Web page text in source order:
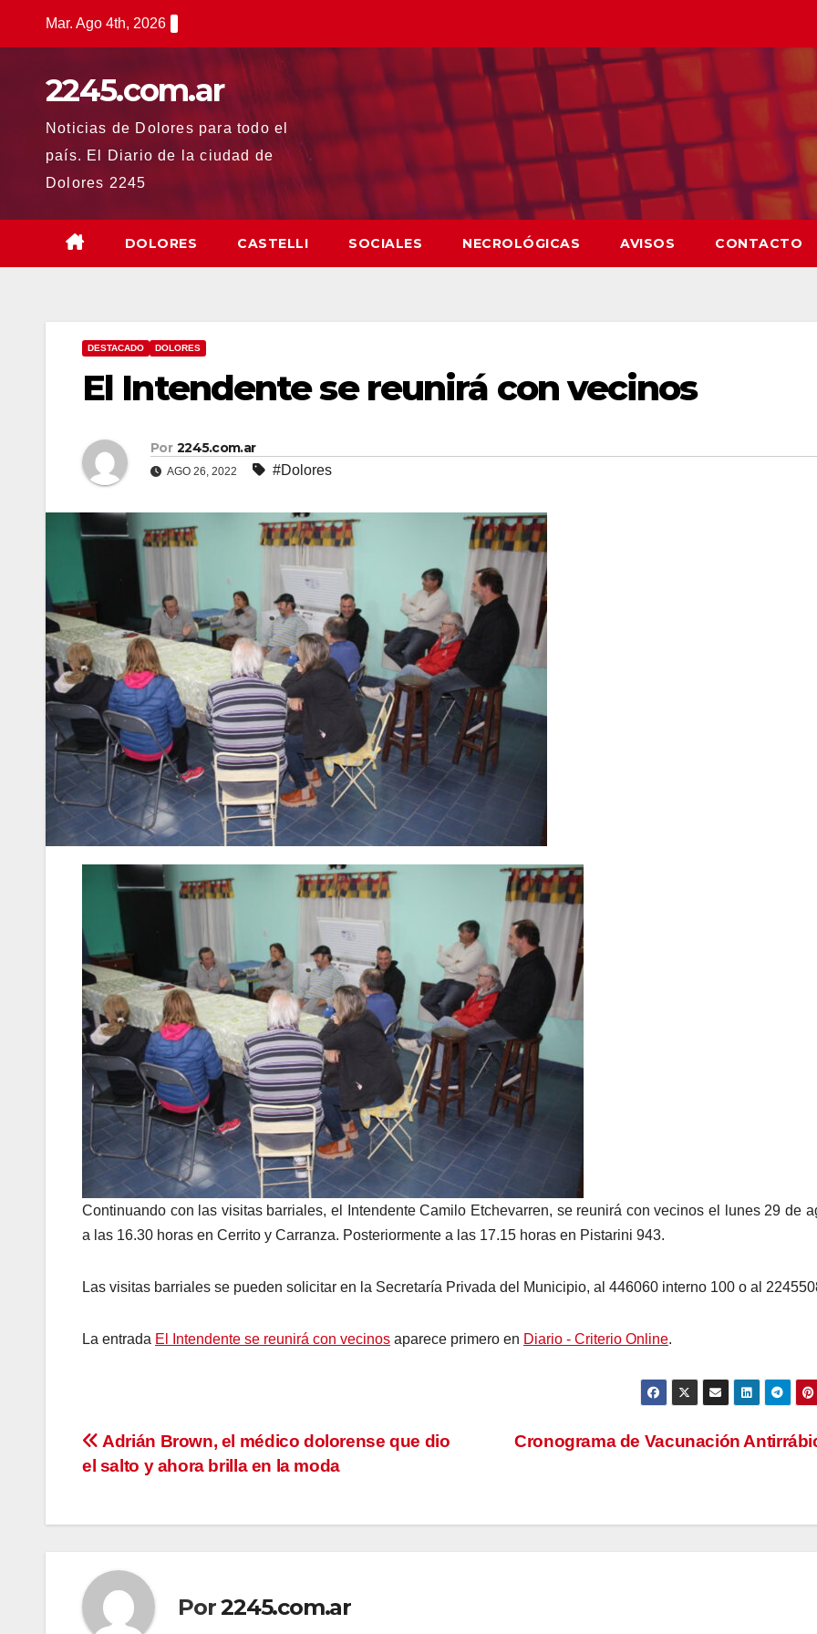
Mar. Ago 4th, 2026
2245.com.ar
Noticias de Dolores para todo el
país. El Diario de la ciudad de
Dolores 2245
DOLORES CASTELLI SOCIALES NECROLÓGICAS AVISOS CONTACTO
DESTACADO DOLORES
El Intendente se reunirá con vecinos
Por 2245.com.ar
AGO 26, 2022 #Dolores
Continuando con las visitas barriales, el Intendente Camilo Etchevarren, se reunirá con vecinos el lunes 29 de
a las 16.30 horas en Cerrito y Carranza. Posteriormente a las 17.15 horas en Pistarini 943.
Las visitas barriales se pueden solicitar en la Secretaría Privada del Municipio, al 446060 interno 100 o al
La entrada El Intendente se reunirá con vecinos aparece primero en Diario - Criterio Online.
Navegación
entradas
Cronograma de Vacunación
Adrián Brown, el médico dolorense que dio
el salto y ahora brilla en la moda
Por2245.com.ar